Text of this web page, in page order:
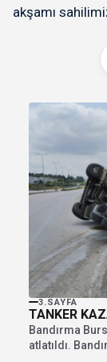
akşamı
3.SAYFA
TANKER
Bandırma
atlatıldı.